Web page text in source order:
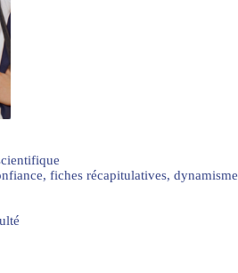
fiches récapitulatives, dynamisme